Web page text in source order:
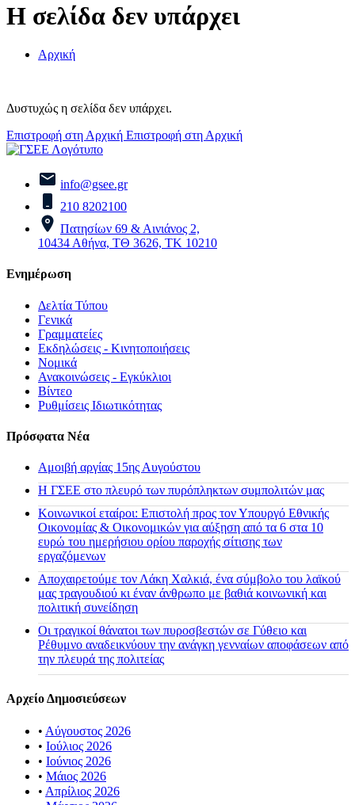
Η σελίδα δεν υπάρχει
Αρχική
Δυστυχώς η σελίδα δεν υπάρχει.
Επιστροφή στη Αρχική Επιστροφή στη Αρχική
info@gsee.gr
210 8202100
Πατησίων 69 & Αινιάνος 2,
10434 Αθήνα, ΤΘ 3626, ΤΚ 10210
Ενημέρωση
Δελτία Τύπου
Γενικά
Γραμματείες
Εκδηλώσεις - Κινητοποιήσεις
Νομικά
Ανακοινώσεις - Εγκύκλιοι
Βίντεο
Ρυθμίσεις Ιδιωτικότητας
Πρόσφατα Νέα
Αμοιβή αργίας 15ης Αυγούστου
H ΓΣΕΕ στο πλευρό των πυρόπληκτων συμπολιτών μας
Κοινωνικοί εταίροι: Επιστολή προς τον Υπουργό Εθνικής
Οικονομίας & Οικονομικών για αύξηση από τα 6 στα 10
ευρώ του ημερήσιου ορίου παροχής σίτισης των
εργαζόμενων
Αποχαιρετούμε τον Λάκη Χαλκιά, ένα σύμβολο του λαϊκού
μας τραγουδιού κι έναν άνθρωπο με βαθιά κοινωνική και
πολιτική συνείδηση
Οι τραγικοί θάνατοι των πυροσβεστών σε Γύθειο και
Ρέθυμνο αναδεικνύουν την ανάγκη γενναίων αποφάσεων από
την πλευρά της πολιτείας
Αρχείο Δημοσιεύσεων
• Αύγουστος 2026
• Ιούλιος 2026
• Ιούνιος 2026
• Μάιος 2026
• Απρίλιος 2026